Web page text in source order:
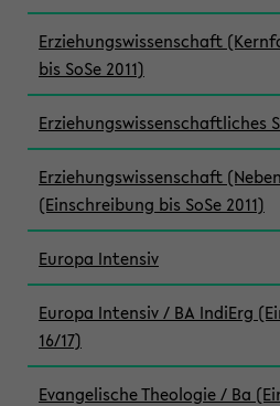
Erziehungswissenschaft
bis SoSe 2011)
Erziehungswissenschaft
(Einschreibung bis SoSe 2011)
Europa Intensiv
Europa Intensiv / BA IndiErg
16/17)
Evangelische Theologie / Ba